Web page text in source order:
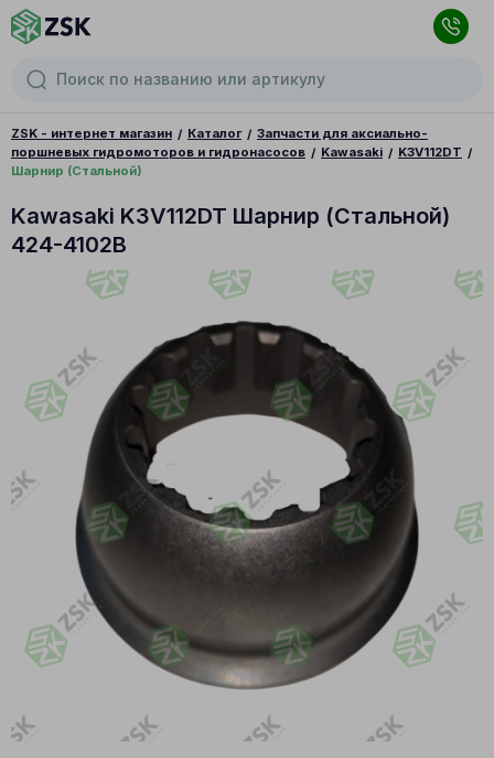
ZSK - интернет магазин Каталог
Запчасти для аксиально-
поршневых гидромоторов и гидронасосов
Kawasaki
K3V112DT
Шарнир (Стальной)
Kawasaki K3V112DT Шарнир (Стальной)
424-4102B